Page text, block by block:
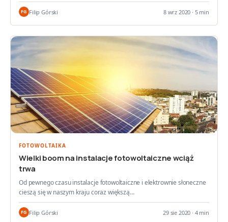
FG Filip Górski 8 wrz 2020 · 5 min
FOTOWOLTAIKA
Wielki boom na instalacje fotowoltaiczne wciąż
trwa
Od pewnego czasu instalacje fotowoltaiczne i elektrownie słoneczne
cieszą się w naszym kraju coraz większą…
FG Filip Górski 29 sie 2020 · 4 min